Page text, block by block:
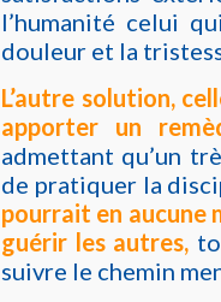
l’humanité celui
douleur et la
L’autre solution,
apporter un
admettant qu’un
de pratiquer la
pourrait en aucune
guérir les autres,
suivre le chemin